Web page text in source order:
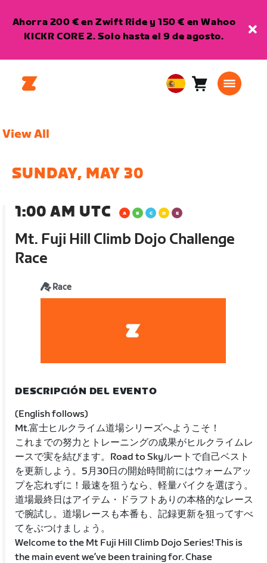
Ahorra 200 € en Zwift Ride y 150 € en Wahoo
KICKR CORE 2. Solo hasta el 9 de agosto.
EuropeanCarro0
View All
SUNDAY, MAY 30
1:00 AM UTC
Mt. Fuji Hill Climb Dojo Challenge
Race
Race
DESCRIPCIÓN DEL EVENTO
(English follows)
Mt.富士ヒルクライム道場シリーズへようこそ！
これまでの努力とトレーニングの成果がヒルクライムレ
ースで実を結びます。Road to Skyルートで自己ベスト
を更新しよう。5月30日の開始時間前にはウォームアッ
プを忘れずに！最速を狙うなら、軽量バイクを選ぼう。
道場最終日はアイテム・ドラフトありの本格的なレース
で腕試し。道場レースも本番も、記録更新を狙ってすべ
てをぶつけましょう。
Welcome to the Mt Fuji Hill Climb Dojo Series! This is
the main event we’ve been training for. Chase